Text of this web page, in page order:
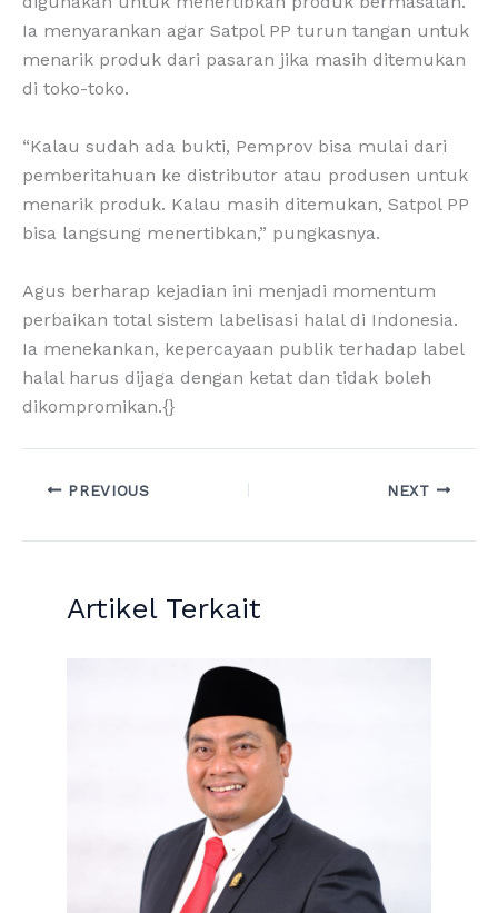
Ia menyarankan agar Satpol PP turun tangan untuk
menarik produk dari pasaran jika masih ditemukan
di toko-toko.
“Kalau sudah ada bukti, Pemprov bisa mulai dari
pemberitahuan ke distributor atau produsen untuk
menarik produk. Kalau masih ditemukan, Satpol PP
bisa langsung menertibkan,” pungkasnya.
Agus berharap kejadian ini menjadi momentum
perbaikan total sistem labelisasi halal di Indonesia.
Ia menekankan, kepercayaan publik terhadap label
halal harus dijaga dengan ketat dan tidak boleh
dikompromikan.{}
PREVIOUS NEXT
Artikel Terkait